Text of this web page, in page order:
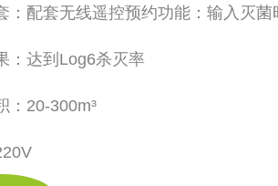
：配套无线遥控预约功能：输入灭
：达到Log6杀灭率
：20-300m³